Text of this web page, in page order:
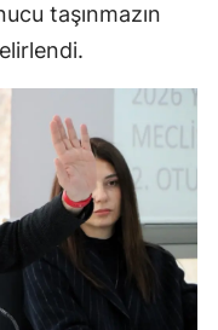
taşınmazın